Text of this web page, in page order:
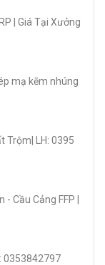
| Giá Tại Xưởng
mạ kẽm nhúng
Trộm| LH: 0395
Cầu Cảng FFP |
0353842797